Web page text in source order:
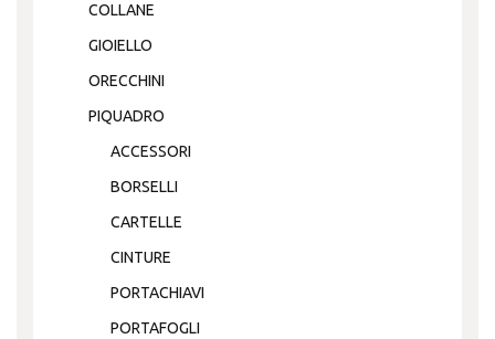
COLLANE
GIOIELLO
ORECCHINI
PIQUADRO
ACCESSORI
BORSELLI
CARTELLE
CINTURE
PORTACHIAVI
PORTAFOGLI